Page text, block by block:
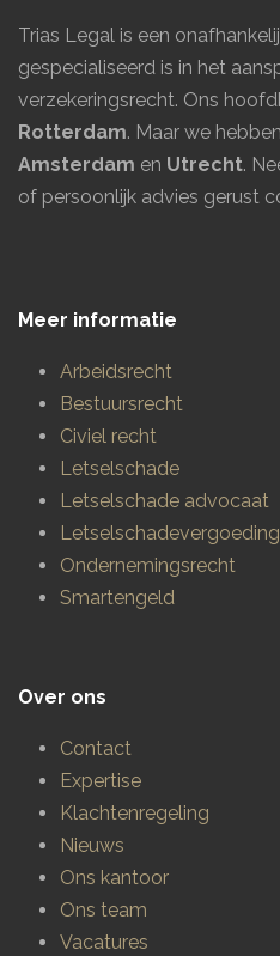
Trias Legal is een
gespecialiseerd is in het
verzekeringsrecht. Ons
Rotterdam. Maar we
Amsterdam en Utrecht.
of persoonlijk advies gerust
Meer informatie
Arbeidsrecht
Bestuursrecht
Civiel recht
Letselschade
Letselschade advocaat
Letselschadevergoeding
Ondernemingsrecht
Smartengeld
Over ons
Contact
Expertise
Klachtenregeling
Nieuws
Ons kantoor
Ons team
Vacatures